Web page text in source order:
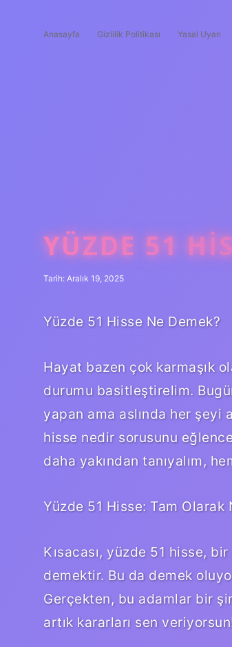
Anasayfa Gizlilik Politikası Yasal Uyarı
YÜZDE 51
Tarih: Aralık 19, 2025
Yüzde 51 Hisse Ne Demek?
Hayat bazen çok karmaşık
durumu basitleştirelim.
yapan ama aslında her şeyi
hisse nedir sorusunu
daha yakından tanıyalım,
Yüzde 51 Hisse: Tam Olarak
Kısacası, yüzde 51 hisse,
demektir. Bu da demek
Gerçekten, bu adamlar bir
artık kararları sen